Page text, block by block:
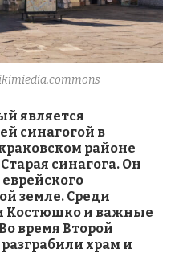
является
синагогой в
районе
синагога. Он
земле. Среди
Костюшко и важные
время Второй
храм и